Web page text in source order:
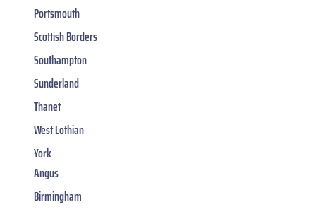
Portsmouth
Scottish Borders
Southampton
Sunderland
Thanet
West Lothian
York
Angus
Birmingham